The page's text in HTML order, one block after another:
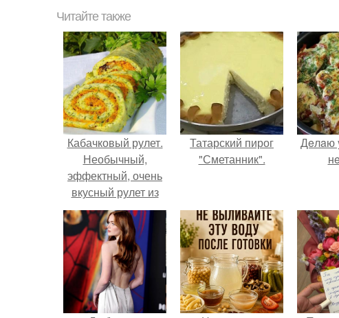
Читайте также
Кабачковый рулет.
Необычный,
эффектный, очень
вкусный рулет из
кабачков с грибами.
Татарский пирог
"Сметанник".
Дeлaю